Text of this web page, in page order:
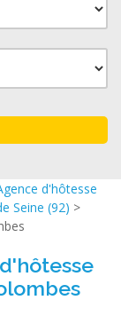
d'hôtesse
Seine (92) >